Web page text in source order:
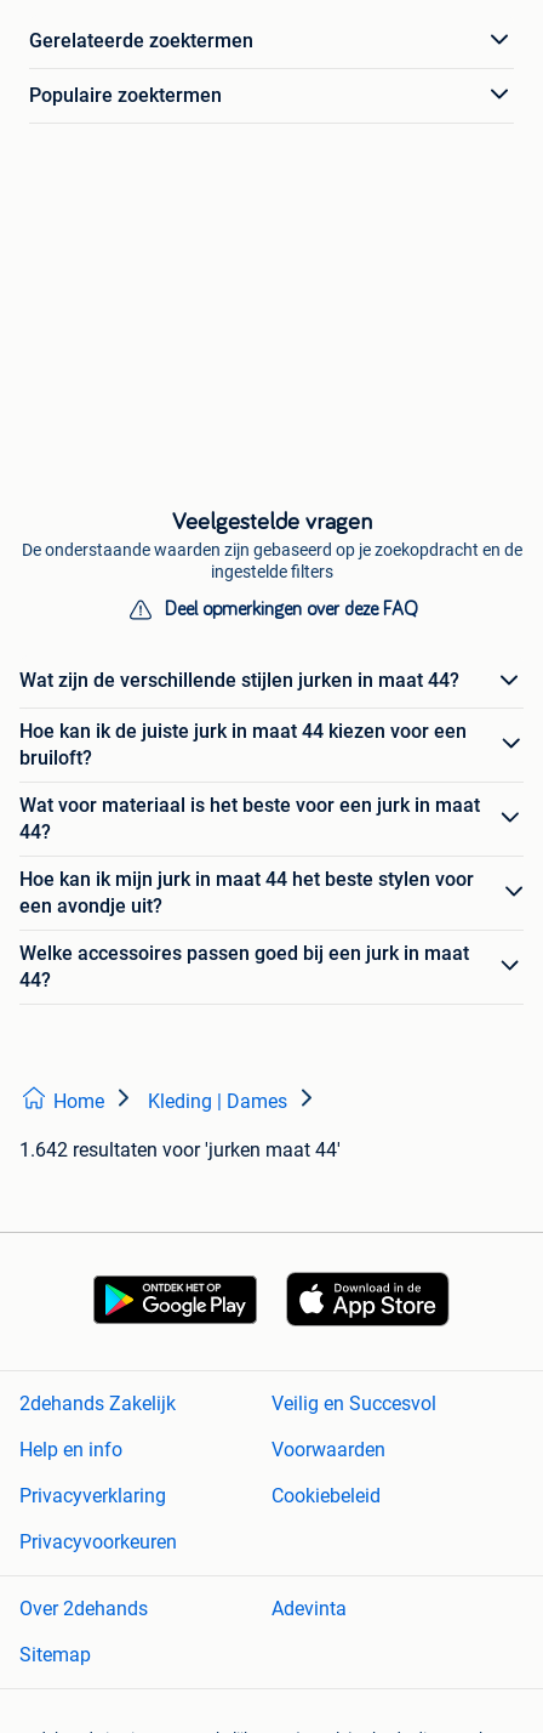
Gerelateerde zoektermen
Populaire zoektermen
Veelgestelde vragen
De onderstaande waarden zijn gebaseerd op je zoekopdracht en de
ingestelde filters
Deel opmerkingen over deze FAQ
Wat zijn de verschillende stijlen jurken in maat 44?
Hoe kan ik de juiste jurk in maat 44 kiezen voor een
bruiloft?
Wat voor materiaal is het beste voor een jurk in maat
44?
Hoe kan ik mijn jurk in maat 44 het beste stylen voor
een avondje uit?
Welke accessoires passen goed bij een jurk in maat
44?
Home Kleding | Dames
1.642 resultaten voor 'jurken maat 44'
2dehands Zakelijk
Veilig en Succesvol
Help en info
Voorwaarden
Privacyverklaring
Cookiebeleid
Privacyvoorkeuren
Over 2dehands
Adevinta
Sitemap